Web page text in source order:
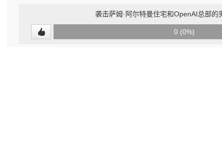
袭击萨姆·阿尔特曼住宅和OpenAI总部的
0 (0%)